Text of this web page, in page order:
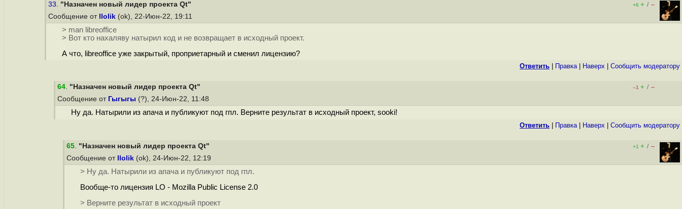
33. "Назначен новый лидер проекта Qt" +6 + / –
Сообщение от
llolik (ok), 22-Июн-22, 19:11
> man libreoffice
> Вот кто нахаляву натырил код и не возвращает в исходный проект.
А что, libreoffice уже закрытый, проприетарный и сменил лицензию?
Ответить Правка| Наверх Cообщить модератору
64. "Назначен новый лидер проекта Qt" –1 + / –
Сообщение от Гыгыгы (?), 24-Июн-22, 11:48
Ну да. Натырили из апача и публикуют под гпл. Верните результат в исходный проект, sooki!
Ответить Правка| Наверх Cообщить модератору
65. "Назначен новый лидер проекта Qt" +1 + / –
Сообщение от
llolik (ok), 24-Июн-22, 12:19
> Ну да. Натырили из апача и публикуют под гпл.
Вообще-то лицензия LO - Mozilla Public License 2.0
> Верните результат в исходный проект